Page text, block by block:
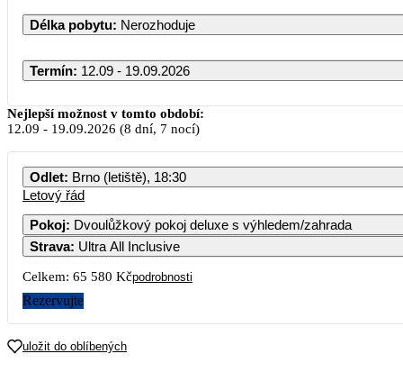
Délka pobytu: Nerozhoduje
Termín: 12.09 - 19.09.2026
Září 2026
PO ÚT ST ČT PÁ SO NE
7 8
Nejlepší možnost v tomto období:
12.09 - 19.09.2026 (8 dní, 7 nocí)
Odlet: Brno (letiště), 18:30
Letový řád
Pokoj: Dvoulůžkový pokoj deluxe s výhledem/zahrada
Strava: Ultra All Inclusive
Celkem: 65 580 Kčpodrobnosti
Rezervujte
uložit do oblíbených